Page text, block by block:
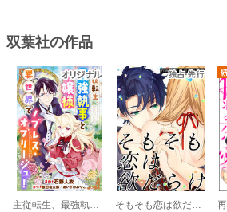
双葉社の作品
主従転生、最強執事とお嬢様 異世界でノブレス・オブリージュ! そもそも恋は欲だらけ